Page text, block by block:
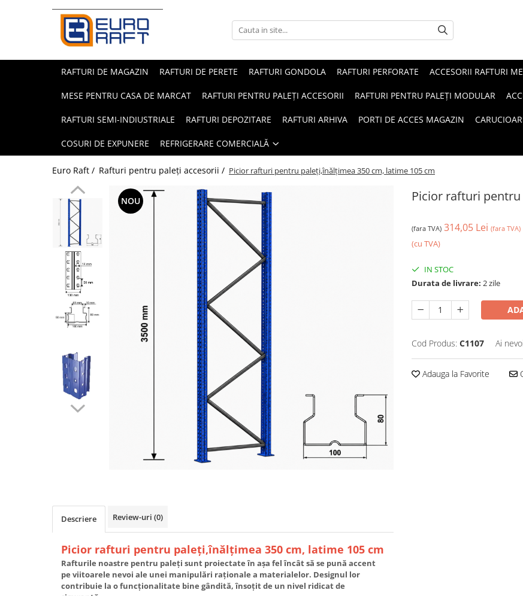
Refrigerare Comercială
RAFTURI DE MAGAZIN RAFTURI DE PERETE RAFTURI GONDOLA RAFTURI PERFORATE ACCESORII RAFTURI
MESE PENTRU CASA DE MARCAT RAFTURI PENTRU PALEȚI ACCESORII RAFTURI PENTRU PALEȚI MODULAR
RAFTURI SEMI-INDIUSTRIALE RAFTURI DEPOZITARE RAFTURI ARHIVA PORTI DE ACCES MAGAZIN
COSURI DE EXPUNERE REFRIGERARE COMERCIALĂ
Euro Raft / Rafturi pentru paleți accesorii / Picior rafturi pentru paleţi,înălţimea 350 cm, latime 105 cm
Picior rafturi
NOU
(fara TVA) 314,05 Lei (fara TVA)
(cu TVA)
IN STOC
Durata de livrare: 2 zile
Cod Produs: C1107 Ai
Adauga la Favorite
Descriere Review-uri (0)
Picior rafturi pentru paleţi,înălţimea 350 cm, latime 105 cm
Rafturile noastre pentru paleți sunt proiectate în așa fel încât să se pună accent
pe viitoarele nevoi ale unei manipulări raționale a materialelor. Designul lor
contribuie la o funcționalitate bine gândită, însoțit de un nivel ridicat de